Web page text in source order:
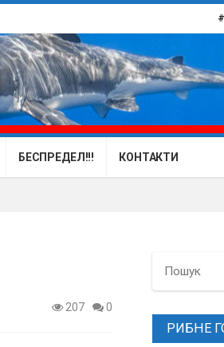
#
БЕСПРЕДЕЛ!!! КОНТАКТИ
207 0
РИБНЕ